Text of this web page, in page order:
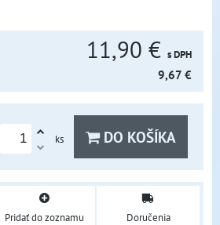
11,90 € s DPH
9,67 €
ks DO KOŠÍKA
Pridať do zoznamu Doručenia